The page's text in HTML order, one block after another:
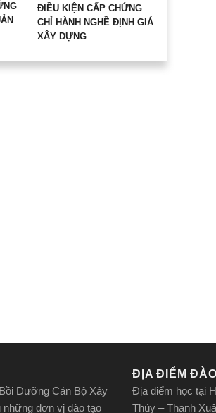
ĐIỀU KIỆN CẤP CHỨNG
CHỈ HÀNH NGHỀ ĐỊNH GIÁ
XÂY DỰNG
Dưỡng Cán Bộ Xây
những đơn vị đào tạo
ĐỊA ĐIỂM
Địa điểm học tại
Thúy – Thanh